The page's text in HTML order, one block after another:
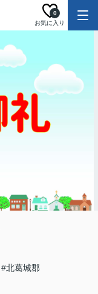
お気に入り
0
#北葛城郡